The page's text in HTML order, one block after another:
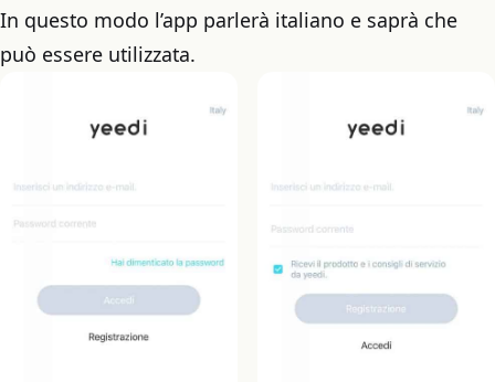
In questo modo l’app parlerà italiano e saprà che
può essere utilizzata.